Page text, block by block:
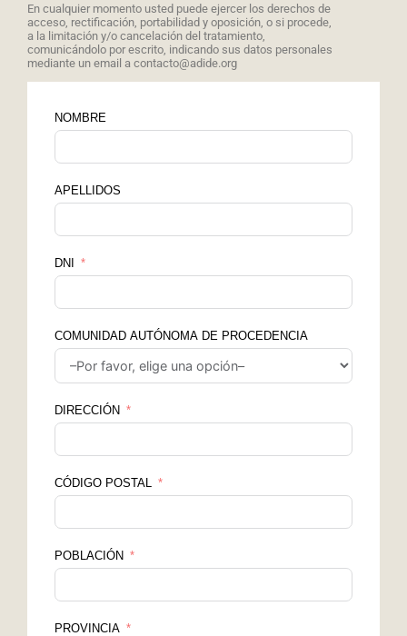
En cualquier momento usted puede ejercer los derechos de
acceso, rectificación, portabilidad y oposición, o si procede,
a la limitación y/o cancelación del tratamiento,
comunicándolo por escrito, indicando sus datos personales
mediante un email a contacto@adide.org
NOMBRE
APELLIDOS
DNI
COMUNIDAD AUTÓNOMA DE PROCEDENCIA
DIRECCIÓN
CÓDIGO POSTAL
POBLACIÓN
PROVINCIA